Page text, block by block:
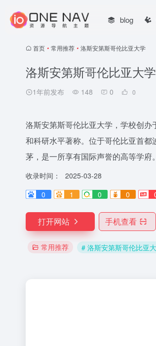
blog
首页 • 常用推荐 • 洛斯安第斯哥伦比亚大学
洛斯安第斯哥伦比亚大学
1年前发布 148 0 0
洛斯安第斯哥伦比亚大学，学校创
和科研水平著称。位于哥伦比亚首
茅，是一所享有国际声誉的高等学府。
收录时间：
2025-03-28
0
1 0 0
打开网站 手机查看
常用推荐 # 洛斯安第斯哥伦比亚